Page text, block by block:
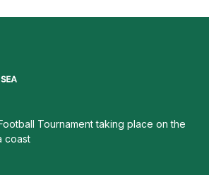
Tournament taking place on the
coast